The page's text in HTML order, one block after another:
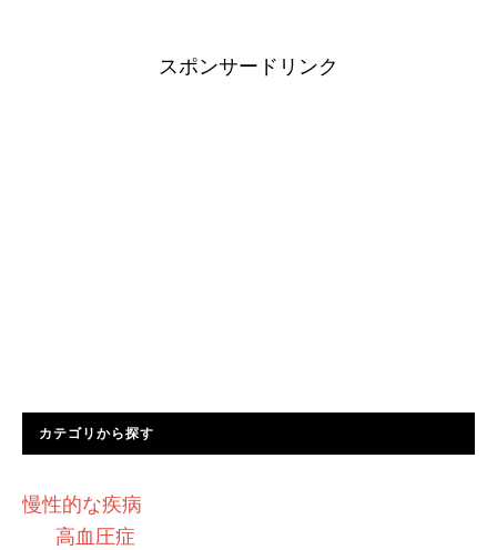
スポンサードリンク
カテゴリから探す
慢性的な疾病
高血圧症